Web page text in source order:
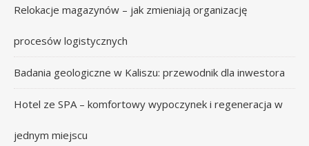
Relokacje magazynów – jak zmieniają organizację
procesów logistycznych
Badania geologiczne w Kaliszu: przewodnik dla inwestora
Hotel ze SPA – komfortowy wypoczynek i regeneracja w
jednym miejscu